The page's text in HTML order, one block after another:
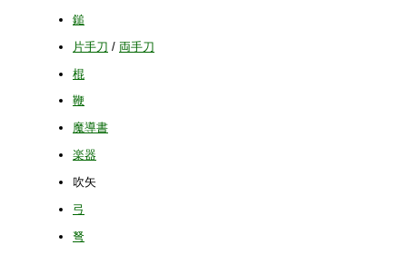
鎚
片手刀 / 両手刀
棍
鞭
魔導書
楽器
吹矢
弓
弩